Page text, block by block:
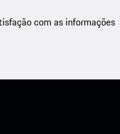
com as informações